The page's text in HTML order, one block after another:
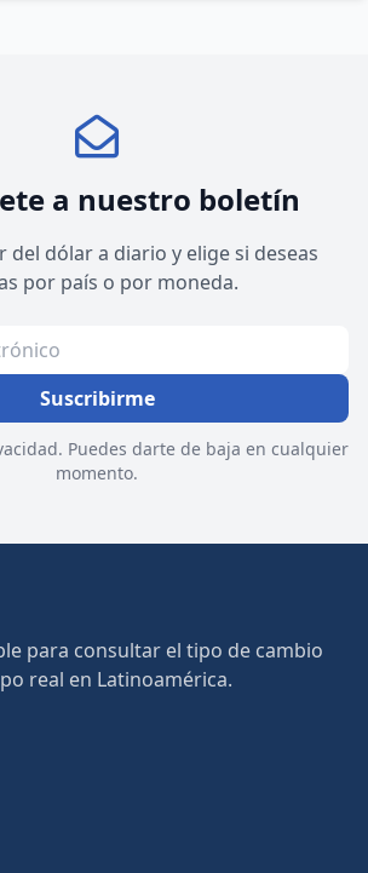
a nuestro boletín
del dólar a diario y elige si deseas
por país o por moneda.
Suscribirme
Puedes darte de baja en cualquier
momento.
para consultar el tipo de cambio
real en Latinoamérica.